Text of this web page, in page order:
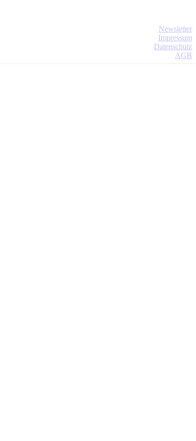
Newsletter
Impressum
Datenschutz
AGB